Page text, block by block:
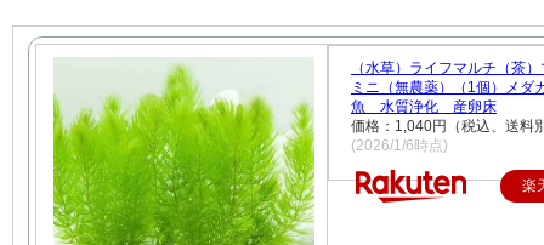
（水草）ライフマルチ（茶
ミニ（無農薬）（1個）メ
魚 水質浄化 産卵床
価格：1,040円（税込、送料
(2026/1/6時点)
楽